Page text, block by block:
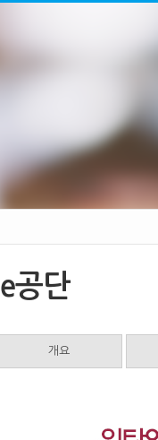
e공단
개요